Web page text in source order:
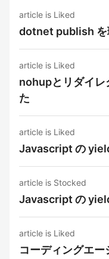
article is Liked
dotnet publish を
article is Liked
nohupとリダイレ
た
article is Liked
Javascript の
article is Stocked
Javascript の
article is Liked
コーディングエ